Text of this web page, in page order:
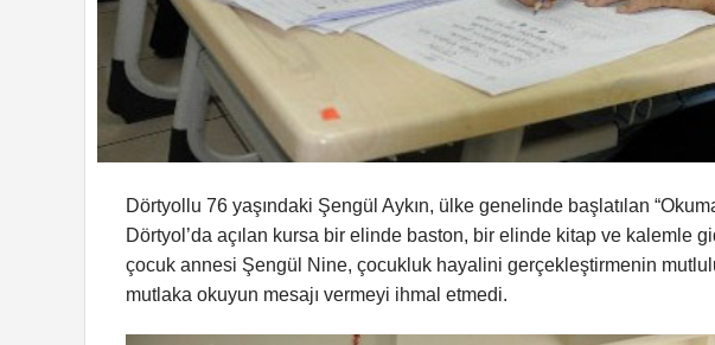
Dörtyollu 76 yaşındaki Şengül Aykın, ülke genelinde başlatılan
Dörtyol’da açılan kursa bir elinde baston, bir elinde kitap ve kalemle
çocuk annesi Şengül Nine, çocukluk hayalini gerçekleştirmenin
mutlaka okuyun mesajı vermeyi ihmal etmedi.